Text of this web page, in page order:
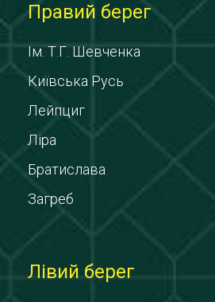
Правий берег
Ім. Т.Г. Шевченка
Київська Русь
Лейпциг
Ліра
Братислава
Загреб
Лівий берег